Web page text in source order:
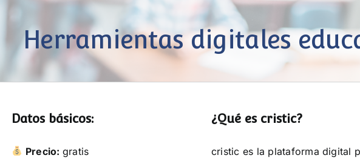
Herramientas digitales
Datos básicos:
Precio: gratis
¿Qué es cristic?
cristic es la plataforma digital